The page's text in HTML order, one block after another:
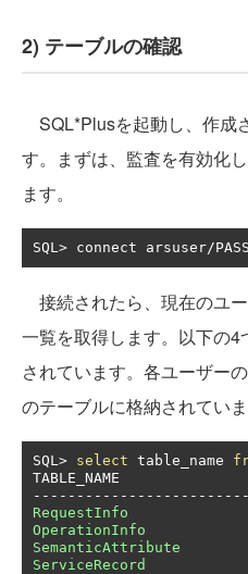
2) テーブルの確認
SQL*Plusを起動し、作成
す。まずは、監査を有効化
ます。
SQL > connect arsuser/
接続されたら、現在のユ
一覧を取得します。以下の
されています。各ユーザー
のテーブルに格納されていま
SQL > select table_name
RequestInfo
OperationInfo
SemanticAttribute
ServiceRecord